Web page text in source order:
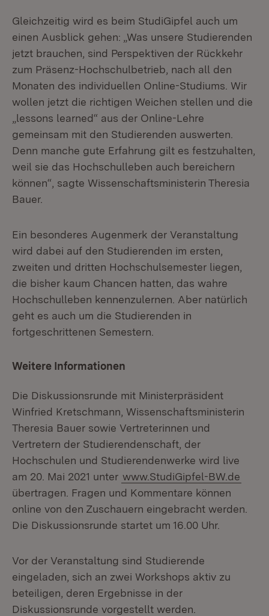
Gleichzeitig wird es beim StudiGipfel auch um
einen Ausblick gehen: „Was unsere Studierenden
jetzt brauchen, sind Perspektiven der Rückkehr
zum Präsenz-Hochschulbetrieb, nach all den
Monaten des individuellen Online-Studiums. Wir
wollen jetzt die richtigen Weichen stellen und die
„lessons learned“ aus der Online-Lehre
gemeinsam mit den Studierenden auswerten.
Denn manche gute Erfahrung gilt es festzuhalten,
weil sie das Hochschulleben auch bereichern
können“, sagte Wissenschaftsministerin Theresia
Bauer.
Ein besonderes Augenmerk der Veranstaltung
wird dabei auf den Studierenden im ersten,
zweiten und dritten Hochschulsemester liegen,
die bisher kaum Chancen hatten, das wahre
Hochschulleben kennenzulernen. Aber natürlich
geht es auch um die Studierenden in
fortgeschrittenen Semestern.
Weitere Informationen
Die Diskussionsrunde mit Ministerpräsident
Winfried Kretschmann, Wissenschaftsministerin
Theresia Bauer sowie Vertreterinnen und
Vertretern der Studierendenschaft, der
Hochschulen und Studierendenwerke wird live
am 20. Mai 2021 unter www.StudiGipfel-BW.de
übertragen. Fragen und Kommentare können
online von den Zuschauern eingebracht werden.
Die Diskussionsrunde startet um 16.00 Uhr.
Vor der Veranstaltung sind Studierende
eingeladen, sich an zwei Workshops aktiv zu
beteiligen, deren Ergebnisse in der
Diskussionsrunde vorgestellt werden.